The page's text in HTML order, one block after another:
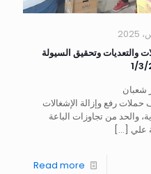
والتعديات وتحقيق السيولة
شعبان
رفع وإزالة الإشغالات
والحد من تجاوزات الباعة
علي […]
Read more